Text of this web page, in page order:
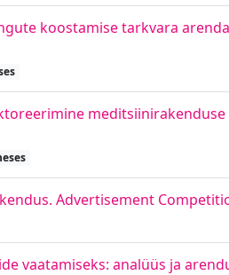
koostamise tarkvara
Advertisement
vaatamiseks: analüüs ja